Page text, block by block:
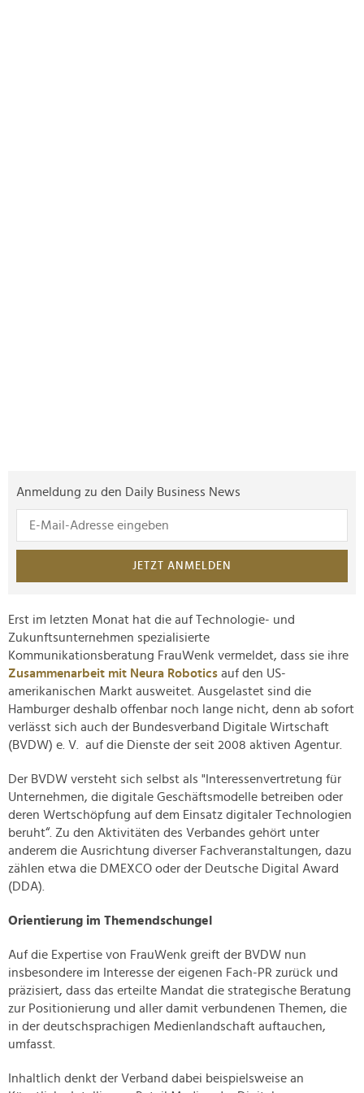
Anmeldung zu den Daily Business News
JETZT ANMELDEN
Erst im letzten Monat hat die auf Technologie- und
Zukunftsunternehmen spezialisierte
Kommunikationsberatung FrauWenk vermeldet, dass sie ihre
Zusammenarbeit mit Neura Robotics auf den US-
amerikanischen Markt ausweitet. Ausgelastet sind die
Hamburger deshalb offenbar noch lange nicht, denn ab sofort
verlässt sich auch der Bundesverband Digitale Wirtschaft
(BVDW) e. V. auf die Dienste der seit 2008 aktiven Agentur.
Der BVDW versteht sich selbst als "Interessenvertretung für
Unternehmen, die digitale Geschäftsmodelle betreiben oder
deren Wertschöpfung auf dem Einsatz digitaler Technologien
beruht“. Zu den Aktivitäten des Verbandes gehört unter
anderem die Ausrichtung diverser Fachveranstaltungen, dazu
zählen etwa die DMEXCO oder der Deutsche Digital Award
(DDA).
Orientierung im Themendschungel
Auf die Expertise von FrauWenk greift der BVDW nun
insbesondere im Interesse der eigenen Fach-PR zurück und
präzisiert, dass das erteilte Mandat die strategische Beratung
zur Positionierung und aller damit verbundenen Themen, die
in der deutschsprachigen Medienlandschaft auftauchen,
umfasst.
Inhaltlich denkt der Verband dabei beispielsweise an